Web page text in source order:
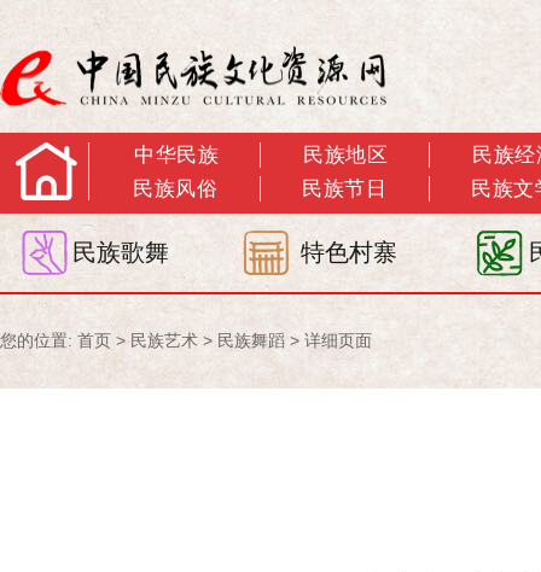
中华民族 民族地区
民族经
民族风俗
民族节日 民族文
民族歌舞 特色村寨
您的位置: 首页 > 民族艺术 > 民族舞蹈 > 详细页面